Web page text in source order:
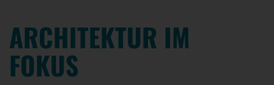
ARCHITEKTUR IM
FOKUS